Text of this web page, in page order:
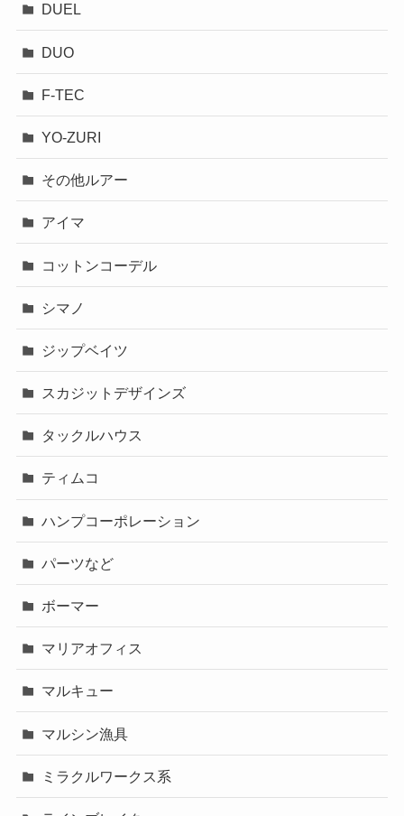
DUEL
DUO
F-TEC
YO-ZURI
その他ルアー
アイマ
コットンコーデル
シマノ
ジップベイツ
スカジットデザインズ
タックルハウス
ティムコ
ハンプコーポレーション
パーツなど
ボーマー
マリアオフィス
マルキュー
マルシン漁具
ミラクルワークス系